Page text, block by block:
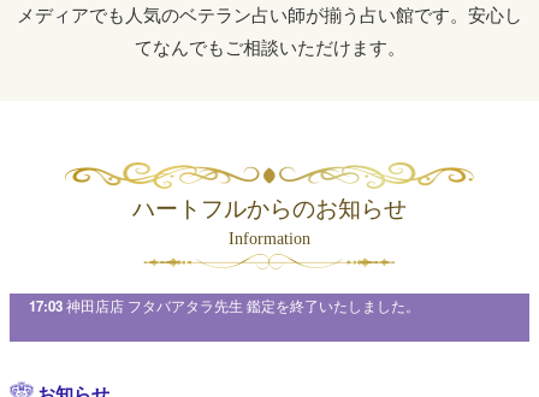
メディアでも人気のベテラン占い師が揃う占い館です。安心し
てなんでもご相談いただけます。
ハートフルからのお知らせ
Information
16:17神田店店 藤川陽吏先生 鑑定を終了いたしました。
鑑定を終了いたしました。